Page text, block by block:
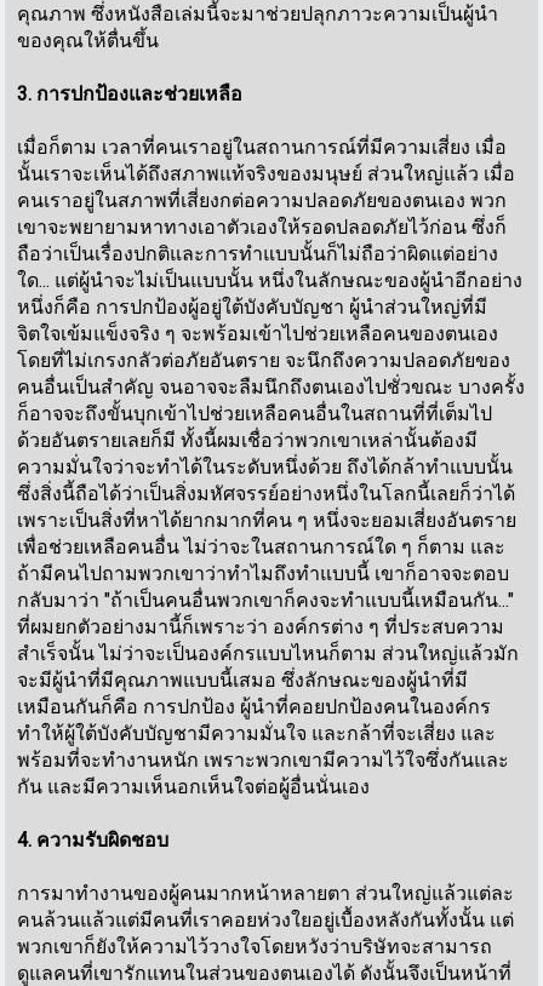
คุณภาพ ซึ่งหนังสือเล่มนี้จะมาช่วยปลุกภาวะความเป็นผู้นำ
ของคุณให้ตื่นขึ้น
3. การปกป้องและช่วยเหลือ
เมื่อก็ตาม เวลาที่คนเราอยู่ในสถานการณ์ที่มีความเสี่ยง เมื่อ
นั้นเราจะเห็นได้ถึงสภาพแท้จริงของมนุษย์ ส่วนใหญ่แล้ว เมื่อ
คนเราอยู่ในสภาพที่เสี่ยงกต่อความปลอดภัยของตนเอง พวก
เขาจะพยายามหาทางเอาตัวเองให้รอดปลอดภัยไว้ก่อน ซึ่งก็
ถือว่าเป็นเรื่องปกติและการทำแบบนั้นก็ไม่ถือว่าผิดแต่อย่าง
ใด... แต่ผู้นำจะไม่เป็นแบบนั้น หนึ่งในลักษณะของผู้นำอีกอย่าง
หนึ่งก็คือ การปกป้องผู้อยู่ใต้บังคับบัญชา ผู้นำส่วนใหญ่ที่มี
จิตใจเข้มแข็งจริง ๆ จะพร้อมเข้าไปช่วยเหลือคนของตนเอง
โดยที่ไม่เกรงกลัวต่อภัยอันตราย จะนึกถึงความปลอดภัยของ
คนอื่นเป็นสำคัญ จนอาจจะลืมนึกถึงตนเองไปชั่วขณะ บางครั้ง
ก็อาจจะถึงขั้นบุกเข้าไปช่วยเหลือคนอื่นในสถานที่ที่เต็มไป
ด้วยอันตรายเลยก็มี ทั้งนี้ผมเชื่อว่าพวกเขาเหล่านั้นต้องมี
ความมั่นใจว่าจะทำได้ในระดับหนึ่งด้วย ถึงได้กล้าทำแบบนั้น
ซึ่งสิ่งนี้ถือได้ว่าเป็นสิ่งมหัศจรรย์อย่างหนึ่งในโลกนี้เลยก็ว่าได้
เพราะเป็นสิ่งที่หาได้ยากมากที่คน ๆ หนึ่งจะยอมเสี่ยงอันตราย
เพื่อช่วยเหลือคนอื่น ไม่ว่าจะในสถานการณ์ใด ๆ ก็ตาม และ
ถ้ามีคนไปถามพวกเขาว่าทำไมถึงทำแบบนี้ เขาก็อาจจะตอบ
กลับมาว่า "ถ้าเป็นคนอื่นพวกเขาก็คงจะทำแบบนี้เหมือนกัน..."
ที่ผมยกตัวอย่างมานี้ก็เพราะว่า องค์กรต่าง ๆ ที่ประสบความ
สำเร็จนั้น ไม่ว่าจะเป็นองค์กรแบบไหนก็ตาม ส่วนใหญ่แล้วมัก
จะมีผู้นำที่มีคุณภาพแบบนี้เสมอ ซึ่งลักษณะของผู้นำที่มี
เหมือนกันก็คือ การปกป้อง ผู้นำที่คอยปกป้องคนในองค์กร
ทำให้ผู้ใต้บังคับบัญชามีความมั่นใจ และกล้าที่จะเสี่ยง และ
พร้อมที่จะทำงานหนัก เพราะพวกเขามีความไว้ใจซึ่งกันและ
กัน และมีความเห็นอกเห็นใจต่อผู้อื่นนั่นเอง
4. ความรับผิดชอบ
การมาทำงานของผู้คนมากหน้าหลายตา ส่วนใหญ่แล้วแต่ละ
คนล้วนแล้วแต่มีคนที่เราคอยห่วงใยอยู่เบื้องหลังกันทั้งนั้น แต่
พวกเขาก็ยังให้ความไว้วางใจโดยหวังว่าบริษัทจะสามารถ
ดูแลคนที่เขารักแทนในส่วนของตนเองได้ ดังนั้นจึงเป็นหน้าที่